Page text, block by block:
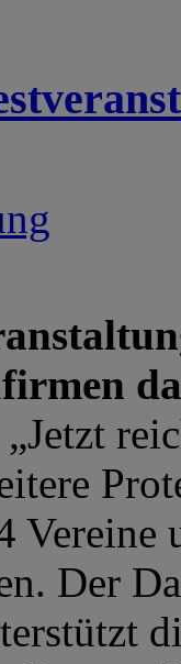
Vereine
Der